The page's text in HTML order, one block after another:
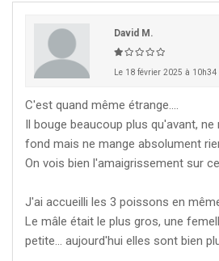
David M.
Le 18 février 2025 à 10h34
C'est quand même étrange....
Il bouge beaucoup plus qu'avant,
fond mais ne mange absolument
On vois bien l'amaigrissement sur
J'ai accueilli les 3 poissons en
Le mâle était le plus gros, une
petite... aujourd'hui elles sont bien